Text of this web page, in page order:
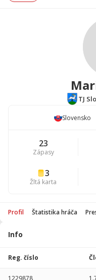
TJ
Slovensko
23
Zápasy
3
Žltá karta
Profil Štatistika hráča
Info
Reg. číslo
1229878
Štatistika